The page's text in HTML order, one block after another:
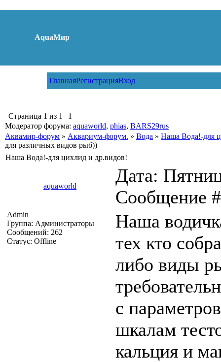
AquaМир
ГлавнаяРегистрацияВход
Страница 1 из 1
1
Модератор форума: aquaworld, phias, BARS29rus
Аквамир-форум » Аквариум-форум. » Вода » Наша Вода!-для
для различных видов рыб))
Наша Вода!-для цихлид и др.видов!
aquaworld
Дата:
Сообщение
Admin
Группа: Администраторы
Сообщений: 262
Статус: Offline
Наша
тех кто
либо виды
с
шкалам
кальция и